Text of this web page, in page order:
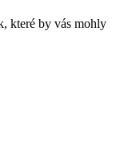
které by vás mohly